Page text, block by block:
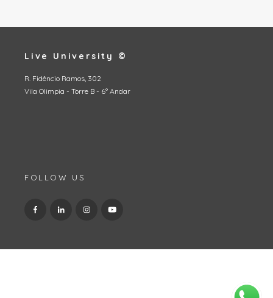
Live University ©
R. Fidêncio Ramos, 302
Vila Olimpia - Torre B - 6º Andar
FOLLOW US